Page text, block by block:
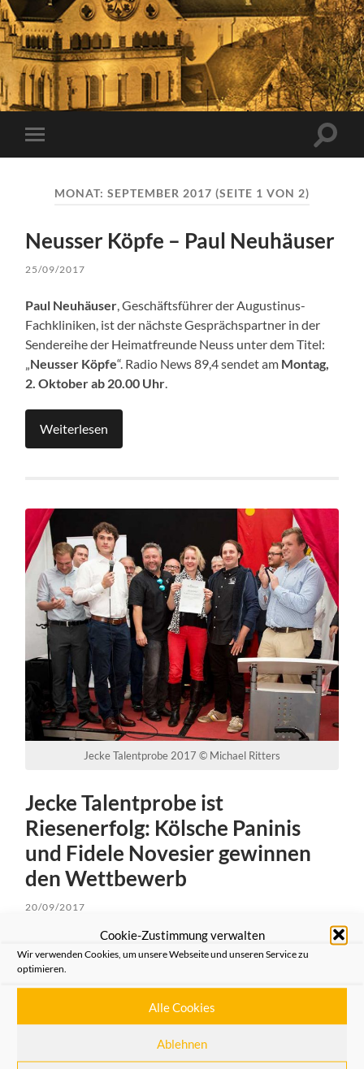
Cookie-Zustimmung verwalten
Wir verwenden Cookies, um unsere Webseite und unseren Service zu
optimieren.
Alle Cookies
Ablehnen
Mobile-
Menü
MONAT: SEPTEMBER 2017 (SEITE 1 VON 2)
Neusser Köpfe – Paul Neuhäuser
25/09/2017
Paul Neuhäuser, Geschäftsführer der Augustinus-
Fachkliniken, ist der nächste Gesprächspartner in der
Sendereihe der Heimatfreunde Neuss unter dem Titel:
„Neusser Köpfe“. Radio News 89,4 sendet am Montag,
2. Oktober ab 20.00 Uhr.
Weiterlesen
Jecke Talentprobe 2017 © Michael Ritters
Jecke Talentprobe ist
Riesenerfolg: Kölsche Paninis
und Fidele Novesier gewinnen
den Wettbewerb
20/09/2017
Draußen stürmt es, drinnen in der Trafostation geht der
Stern eines ganz neuen und innovativen Event-Formats
Weiterlesen